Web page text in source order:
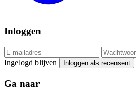
Inloggen
Ingelogd blijven Inloggen als recensent
Ga naar